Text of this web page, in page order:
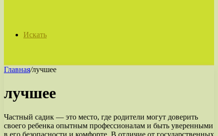
Искать
Главная/лучшее
лучшее
Частный садик — это место, где родители могут доверить
своего ребенка опытным профессионалам и быть уверенными
в его безопасности и комфорте. В отличие от государственных